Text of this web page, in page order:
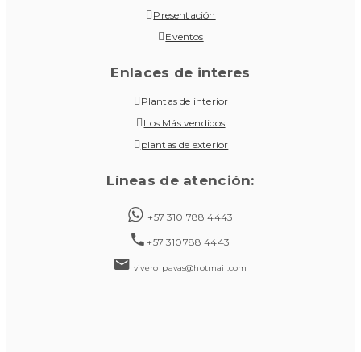
Presentación
Eventos
Enlaces de interes
Plantas de interior
Los Más vendidos
plantas de exterior
Líneas de atención:
+57 310 788 4443
+57 310788 4443
vivero_pavas@hotmail.com